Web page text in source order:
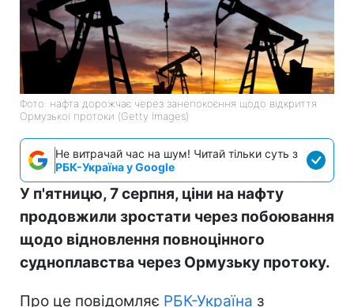
Фото: нафта дорожчає через занепокоєння щодо відкриття
Ормузької протоки (Getty Images)
Не витрачай час на шум! Читай тільки суть з
РБК-Україна у Google
У п'ятницю, 7 серпня, ціни на нафту
продовжили зростати через побоювання
щодо відновлення повноцінного
судноплавства через Ормузьку протоку.
Про це повідомляє РБК-Україна з